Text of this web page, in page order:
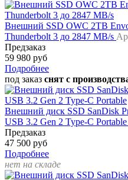
Внешний SSD OWC 2TB
Thunderbolt 3 до 2847 MB/s
Предзаказ
59 980 руб
Подробнее
под заказ снят с
Внешний диск SSD SanDisk
USB 3.2 Gen 2 Type-C Portable
Предзаказ
47 500 руб
Подробнее
нет на складе